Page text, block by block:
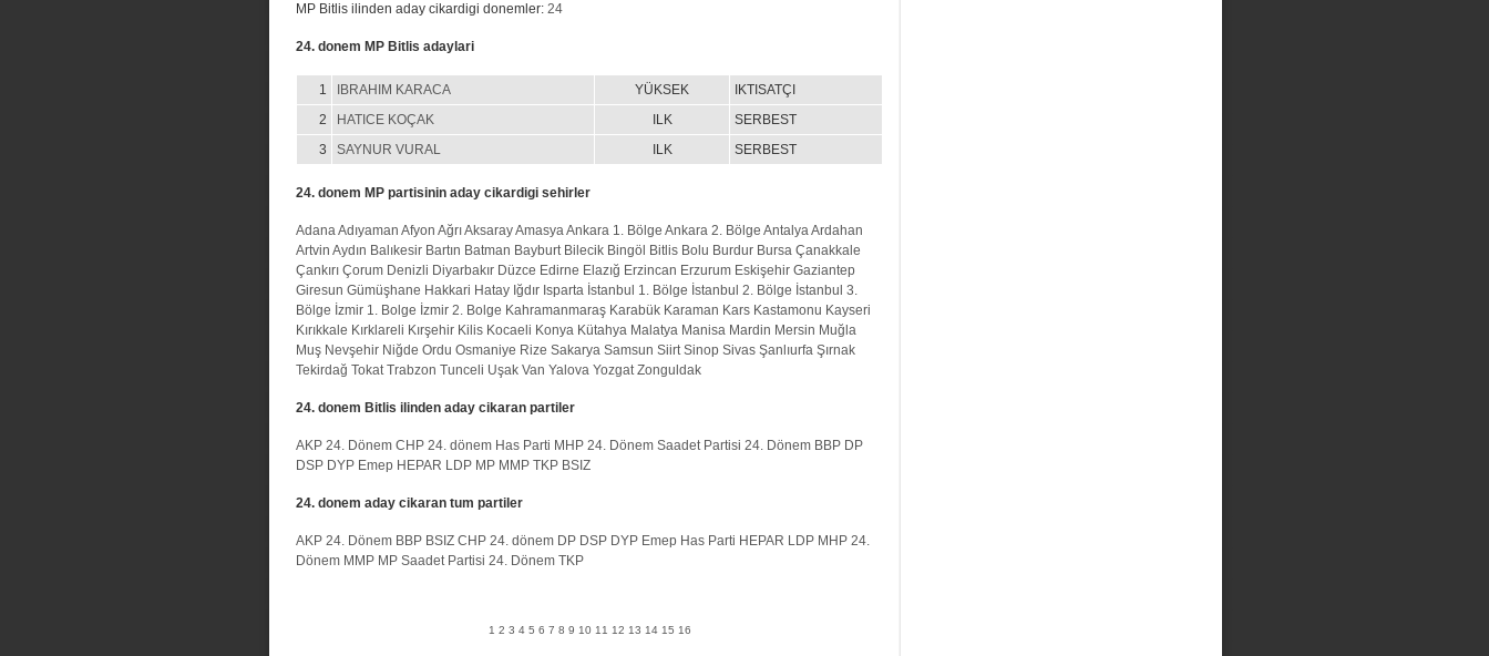
MP Bitlis ilinden aday cikardigi donemler: 24
24. donem MP Bitlis adaylari
1 IBRAHIM KARACA YÜKSEK
IKTISATÇI
2
HATICE KOÇAK ILK
SERBEST
3
SAYNUR VURAL ILK SERBEST
24. donem MP partisinin aday cikardigi sehirler
AdanaAdıyaman Afyon AğrıAksarayAmasyaAnkara 1. Bölge Ankara 2. Bölge AntalyaArdahan
Artvin Aydın Balıkesir Bartın Batman Bayburt Bilecik Bingöl Bitlis Bolu Burdur Bursa Çanakkale
Çankırı Çorum Denizli Diyarbakır Düzce Edirne Elazığ Erzincan Erzurum Eskişehir Gaziantep
Giresun Gümüşhane Hakkari Hatay Iğdır Isparta İstanbul 1. Bölge İstanbul 2. Bölge İstanbul 3.
Bölge İzmir 1. Bolge İzmir 2. Bolge Kahramanmaraş Karabük Karaman Kars Kastamonu Kayseri
Kırıkkale Kırklareli Kırşehir Kilis Kocaeli Konya Kütahya Malatya Manisa Mardin Mersin Muğla
Muş Nevşehir Niğde Ordu Osmaniye Rize Sakarya Samsun Siirt Sinop Sivas Şanlıurfa Şırnak
Tekirdağ Tokat Trabzon Tunceli Uşak Van Yalova Yozgat Zonguldak
24. donem Bitlis ilinden aday cikaran partiler
AKP 24. Dönem CHP 24. dönem Has Parti MHP 24. Dönem Saadet Partisi 24. Dönem BBP DP
DSP DYP Emep HEPAR LDP MP MMP TKP BSIZ
24. donem aday cikaran tum partiler
AKP 24. Dönem BBP BSIZ CHP 24. dönem DP DSP DYP Emep Has Parti HEPAR LDP MHP 24.
Dönem MMP MP Saadet Partisi 24. Dönem TKP
1 2 3 4 5 6 7 8 9 10 11 12 13 14 15 16